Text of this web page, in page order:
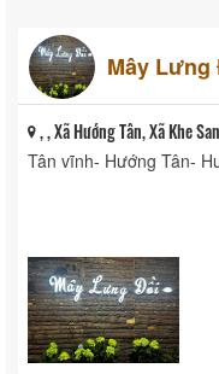
Mây Lưng
, , Xã Hướng Tân, Xã Khe
Tân vĩnh- Hướng Tân-